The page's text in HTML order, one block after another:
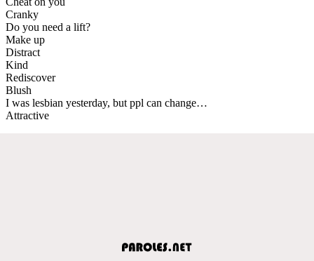
Cranky
Do you need a lift?
Make up
Distract
Kind
Rediscover
Blush
I was lesbian yesterday, but ppl can change…
Attractive